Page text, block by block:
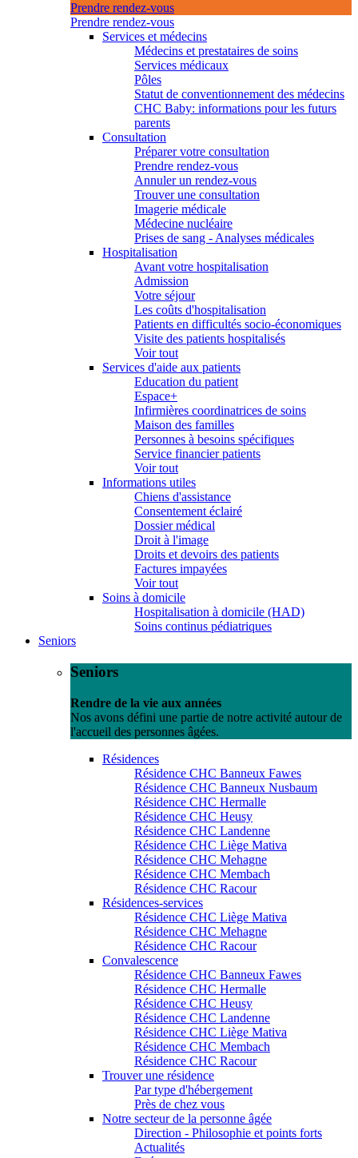
Prendre rendez-vous
Prendre rendez-vous
Services et médecins
Médecins et prestataires de soins
Services médicaux
Pôles
Statut de conventionnement des médecins
CHC Baby: informations pour les futurs
parents
Consultation
Préparer votre consultation
Prendre rendez-vous
Annuler un rendez-vous
Trouver une consultation
Imagerie médicale
Médecine nucléaire
Prises de sang - Analyses médicales
Hospitalisation
Avant votre hospitalisation
Admission
Votre séjour
Les coûts d'hospitalisation
Patients en difficultés socio-économiques
Visite des patients hospitalisés
Voir tout
Services d'aide aux patients
Education du patient
Espace+
Infirmières coordinatrices de soins
Maison des familles
Personnes à besoins spécifiques
Service financier patients
Voir tout
Informations utiles
Chiens d'assistance
Consentement éclairé
Dossier médical
Droit à l'image
Droits et devoirs des patients
Factures impayées
Voir tout
Soins à domicile
Hospitalisation à domicile (HAD)
Soins continus pédiatriques
Seniors
Seniors
Rendre de la vie aux années
Nos avons défini une partie de notre activité autour de
l'accueil des personnes âgées.
Résidences
Résidence CHC Banneux Fawes
Résidence CHC Banneux Nusbaum
Résidence CHC Hermalle
Résidence CHC Heusy
Résidence CHC Landenne
Résidence CHC Liège Mativa
Résidence CHC Mehagne
Résidence CHC Membach
Résidence CHC Racour
Résidences-services
Résidence CHC Liège Mativa
Résidence CHC Mehagne
Résidence CHC Racour
Convalescence
Résidence CHC Banneux Fawes
Résidence CHC Hermalle
Résidence CHC Heusy
Résidence CHC Landenne
Résidence CHC Liège Mativa
Résidence CHC Membach
Résidence CHC Racour
Trouver une résidence
Par type d'hébergement
Près de chez vous
Notre secteur de la personne âgée
Direction - Philosophie et points forts
Actualités